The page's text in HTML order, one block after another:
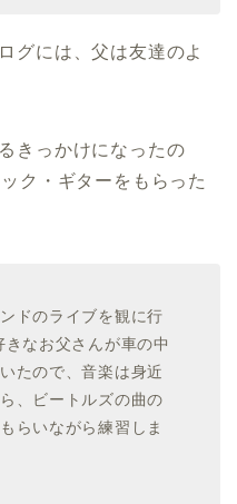
グには、父は友達のよ
きっかけになったの
ク・ギターをもらった
ドのライブを観に行
なお父さんが車の中
たので、音楽は身近
、ビートルズの曲の
らいながら練習しま